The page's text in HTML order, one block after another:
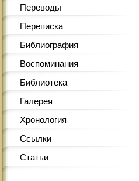
Переводы
Переписка
Библиография
Воспоминания
Библиотека
Галерея
Хронология
Ссылки
Статьи